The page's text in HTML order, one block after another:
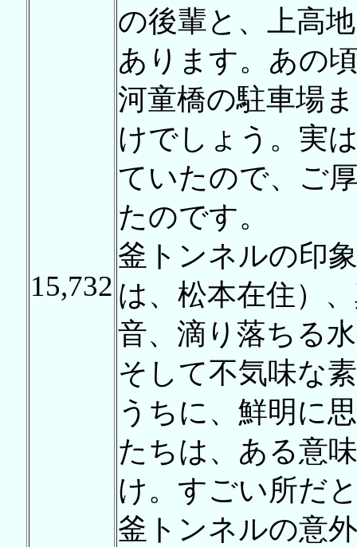
15,732
の後輩と、上高
あります。あの
河童橋の駐車場
けでしょう。実
ていたので、ご
たのです。
釜トンネルの印
は、松本在住）
音、滴り落ちる
そして不気味な
うちに、鮮明に
たちは、ある意
け。すごい所だ
釜トンネルの意